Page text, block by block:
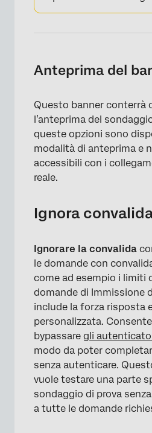
Anteprima del
Questo banner conterrà
l’anteprima del
queste opzioni sono
modalità di anteprima e
accessibili con i
reale.
Ignora
Ignorare la convalida
le domande con
come ad esempio i limiti
domande di Immissione
include la forza risposta
personalizzata.
bypassare gli
modo da poter
senza autenticare.
vuole testare una parte
sondaggio di prova
a tutte le domande